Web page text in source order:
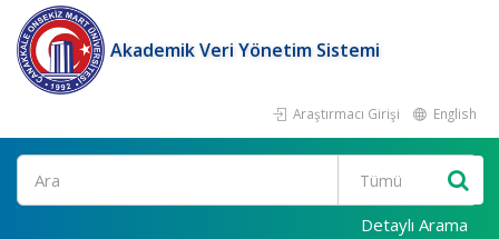
Akademik Veri Yönetim Sistemi
Araştırmacı Girişi English
Ara
Detaylı Arama